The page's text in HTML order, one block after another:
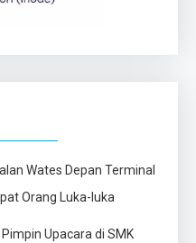
Wates Depan Terminal
Orang Luka-luka
Upacara di SMK